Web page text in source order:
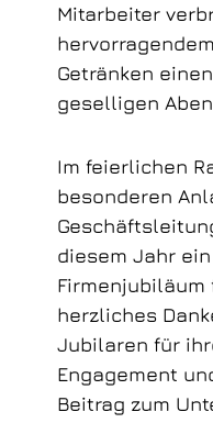
Mitarbeiter
Getränken
geselligen
Im feierlichen
besonderen
diesem Jahr
Firmenjubiläum
herzliches
Jubilaren für
Engagement
Beitrag zum